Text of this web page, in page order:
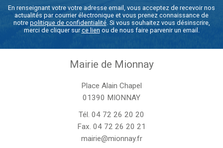
En renseignant votre votre adresse email, vous acceptez de recevoir nos
actualités par courrier électronique et vous prenez connaissance de
notre politique de confidentialité. Si vous souhaitez vous désinscrire,
merci de cliquer surce lien ou de nous faire parvenir un email.
Mairie de Mionnay
Place Alain Chapel
01390 MIONNAY
Tél. 04 72 26 20 20
Fax. 04 72 26 20 21
mairie@mionnay.fr